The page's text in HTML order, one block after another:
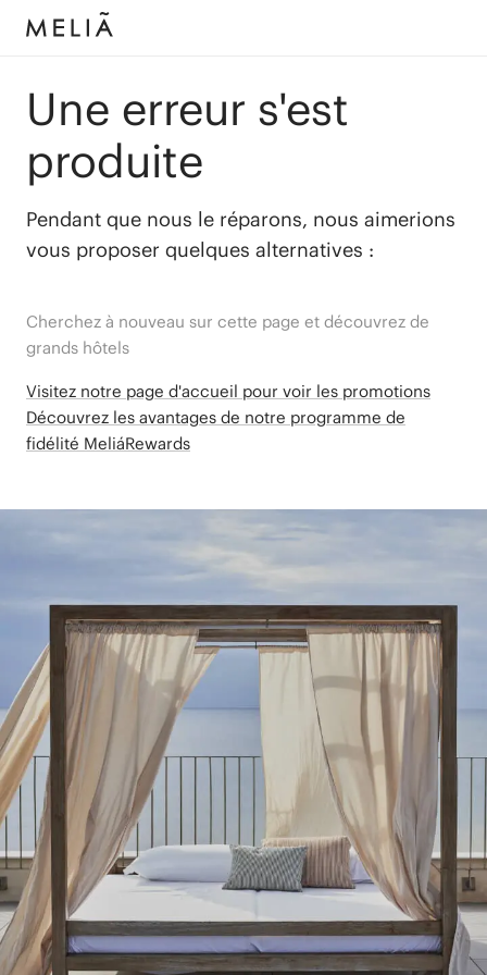
Une erreur s'est
produite
Pendant que nous le réparons, nous aimerions
vous proposer quelques alternatives :
Cherchez à nouveau sur cette page et découvrez de
grands hôtels
Visitez notre page d'accueil pour voir les promotions
Découvrez les avantages de notre programme de
fidélité MeliáRewards